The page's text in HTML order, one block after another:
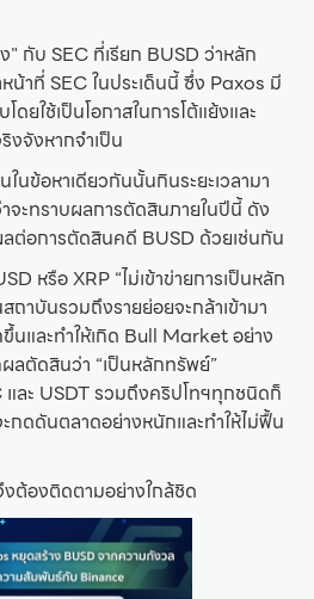
" กับ SEC ที่เรียก BUSD ว่าหลัก
น้าที่ SEC ในประเด็นนี้ ซึ่ง Paxos มี
ดยใช้เป็นโอกาสในการโต้แย้งและ
งจังหากจำเป็น
นข้อหาเดียวกันนั้นกินระยะเวลามา
จะทราบผลการตัดสินภายในปีนี้ ดัง
ต่อการตัดสินคดี BUSD ด้วยเช่นกัน
หรือ XRP “ไม่เข้าข่ายการเป็นหลัก
ถาบันรวมถึงรายย่อยจะกล้าเข้ามา
นและทำให้เกิด Bull Market อย่าง
ลตัดสินว่า “เป็นหลักทรัพย์”
ละ USDT รวมถึงคริปโทฯทุกชนิดก็
กดดันตลาดอย่างหนักและทำให้ไม่ฟื้น
ต้องติดตามอย่างใกล้ชิด